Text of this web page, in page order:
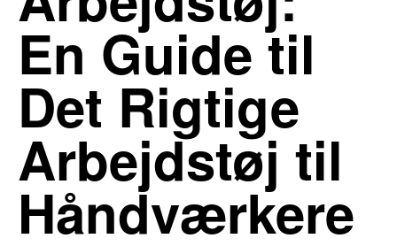
En Guide til
Det Rigtige
Arbejdstøj til
Håndværkere